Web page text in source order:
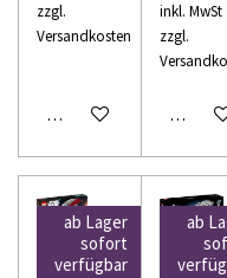
zzgl.
Versandkosten
In den Warenkorb
inkl. MwSt
zzgl.
In den
ab Lager
sofort
verfügbar
ab